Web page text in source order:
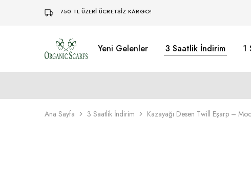
750 TL ÜZERİ ÜCRETSİZ KARGO!
Organikscarf Yeni Gelenler 3 Saatlik İndirim 1
Ana Sayfa 3 Saatlik İndirim Kazayağı Desen Twill Eşarp –